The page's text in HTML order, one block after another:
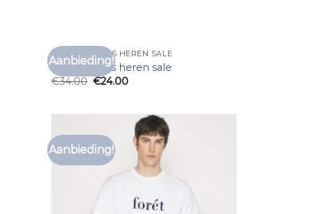
Aanbieding!
MERK T SHIRTS HEREN SALE
merk t shirts heren sale
€34.00 €24.00
Aanbieding!